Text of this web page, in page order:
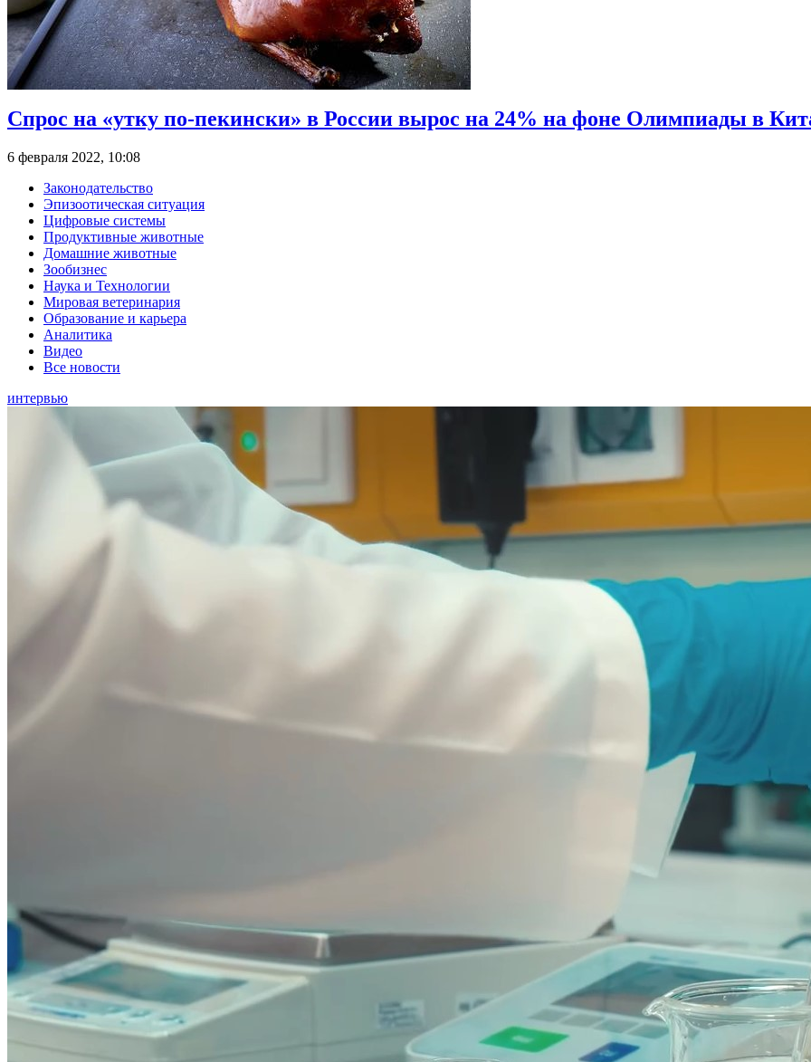
Спрос на «утку по-пекински» в России вырос на 24% на фоне Олимпиады в
6 февраля 2022, 10:08
Законодательство
Эпизоотическая ситуация
Цифровые системы
Продуктивные животные
Домашние животные
Зообизнес
Наука и Технологии
Мировая ветеринария
Образование и карьера
Аналитика
Видео
Все новости
интервью